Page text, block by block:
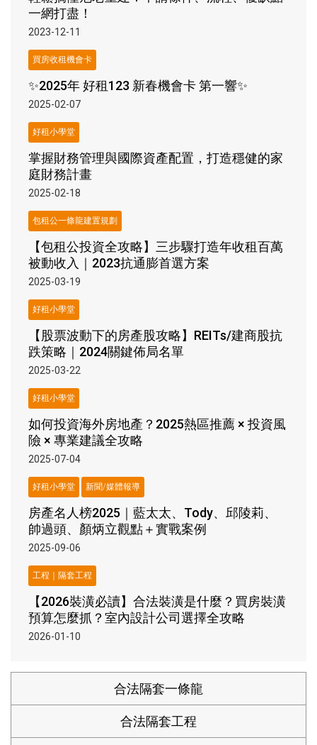
一網打盡！
2023-12-11
買房收租機會卡
✨2025年 好租123 新春機會卡 第一響✨
2025-02-07
好租小學堂
掌握財務管理與國際資產配置，打造穩健的家
庭財務計畫
2025-02-18
包租公一條龍建置規劃
【包租公投資全攻略】三步驟打造年收租百萬
被動收入｜2023抗通膨首選方案
2025-03-19
好租小學堂
【股票波動下的房產股攻略】REITs/建商股抗
跌策略｜2024關鍵佈局名單
2025-03-22
好租小學堂
如何投資海外房地產？2025熱區推薦 × 投資風
險 × 專業建議全攻略
2025-07-04
好租小學堂 新聞/媒體報導
房產名人榜2025｜藍太太、Tody、邱陵莉、
帥過頭、顏炳立觀點＋實戰案例
2025-09-06
工程｜隔套工程
【2026裝潢必讀】合法裝潢是什麼？買房裝潢
預算怎麼抓？室內設計公司選擇全攻略
2026-01-10
合法隔套一條龍
合法隔套工程